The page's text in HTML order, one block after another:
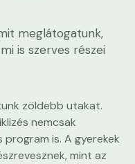
meglátogatunk,
is szerves részei
zöldebb utakat.
nemcsak
is. A gyerekek
mint az